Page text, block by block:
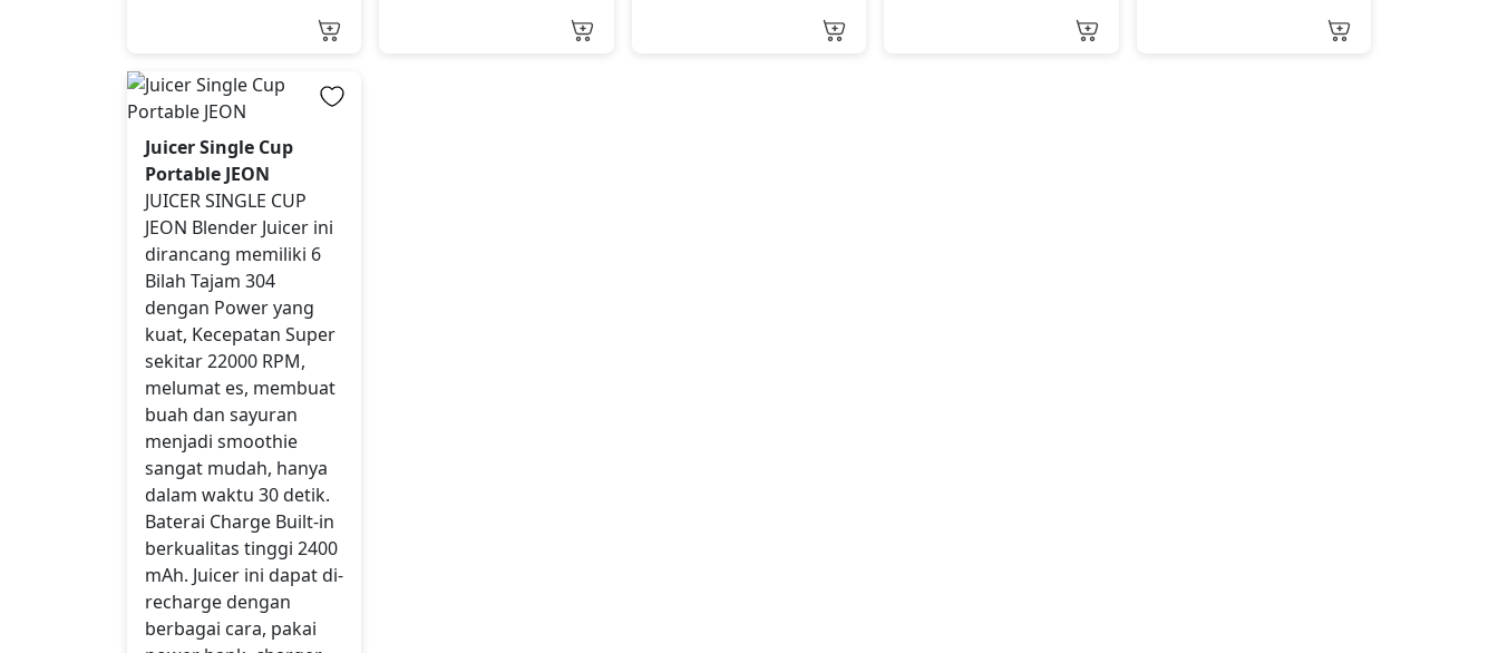
Juicer Single Cup
Portable JEON
JUICER SINGLE CUP
JEON Blender Juicer ini
dirancang memiliki 6
Bilah Tajam 304
dengan Power yang
kuat, Kecepatan Super
sekitar 22000 RPM,
melumat es, membuat
buah dan sayuran
menjadi smoothie
sangat mudah, hanya
dalam waktu 30 detik.
Baterai Charge Built-in
berkualitas tinggi 2400
mAh. Juicer ini dapat di-
recharge dengan
berbagai cara, pakai